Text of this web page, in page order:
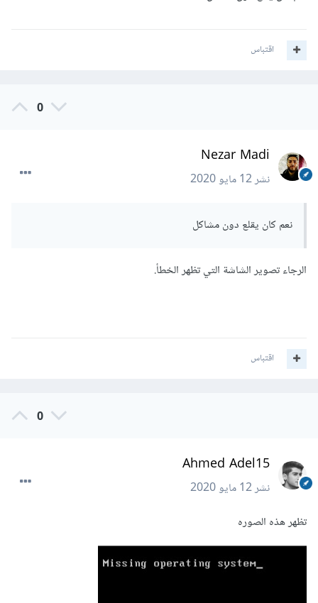
اقتباس
0
Nezar Madi
نشر12 مايو 2020
نعم كان يقلع دون مشاكل
الرجاء تصوير الشاشة التي تظهر الخطأ.
اقتباس
0
Ahmed Adel15
نشر12 مايو 2020
تظهر هذه الصوره